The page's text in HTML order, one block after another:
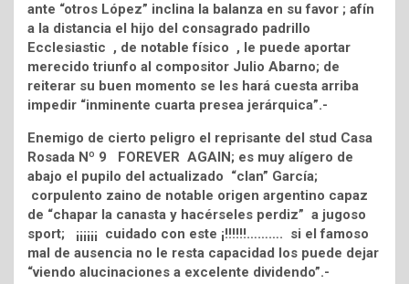
ante “otros López” inclina la balanza en su favor ; afín
a la distancia el hijo del consagrado padrillo
Ecclesiastic , de notable físico , le puede aportar
merecido triunfo al compositor Julio Abarno; de
reiterar su buen momento se les hará cuesta arriba
impedir “inminente cuarta presea jerárquica”.-
Enemigo de cierto peligro el reprisante del stud Casa
Rosada Nº 9 FOREVER AGAIN; es muy alígero de
abajo el pupilo del actualizado “clan” García;
corpulento zaino de notable origen argentino capaz
de “chapar la canasta y hacérseles perdiz” a jugoso
sport; ¡¡¡¡¡¡ cuidado con este ¡!!!!!!………. si el famoso
mal de ausencia no le resta capacidad los puede dejar
“viendo alucinaciones a excelente dividendo”.-